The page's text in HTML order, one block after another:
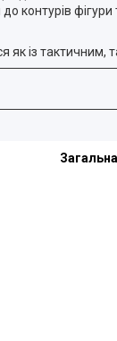
контурів
із тактичним,